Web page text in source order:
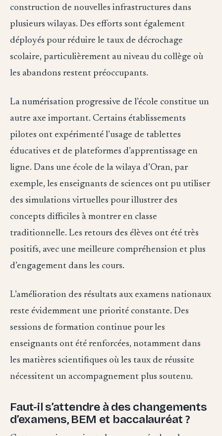
construction de nouvelles infrastructures dans
plusieurs wilayas. Des efforts sont également
déployés pour réduire le taux de décrochage
scolaire, particulièrement au niveau du collège où
les abandons restent préoccupants.
La numérisation progressive de l’école constitue un
autre axe important. Certains établissements
pilotes ont expérimenté l’usage de tablettes
éducatives et de plateformes d’apprentissage en
ligne. Dans une école de la wilaya d’Oran, par
exemple, les enseignants de sciences ont pu utiliser
des simulations virtuelles pour illustrer des
concepts difficiles à montrer en classe
traditionnelle. Les retours des élèves ont été très
positifs, avec une meilleure compréhension et plus
d’engagement dans les cours.
L’amélioration des résultats aux examens nationaux
reste évidemment une priorité constante. Des
sessions de formation continue pour les
enseignants ont été renforcées, notamment dans
les matières scientifiques où les taux de réussite
nécessitent un accompagnement plus soutenu.
Faut-il s’attendre à des changements
d’examens, BEM et baccalauréat ?